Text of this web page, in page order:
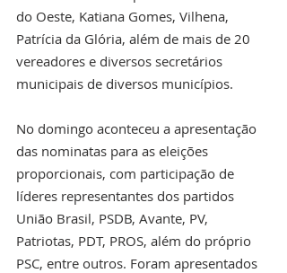
do Oeste, Katiana Gomes, Vilhena,
Patrícia da Glória, além de mais de 20
vereadores e diversos secretários
municipais de diversos municípios.
No domingo aconteceu a apresentação
das nominatas para as eleições
proporcionais, com participação de
líderes representantes dos partidos
União Brasil, PSDB, Avante, PV,
Patriotas, PDT, PROS, além do próprio
PSC, entre outros. Foram apresentados